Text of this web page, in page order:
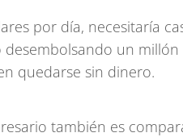
por día, necesitaría
un
quedarse sin dinero.
también es